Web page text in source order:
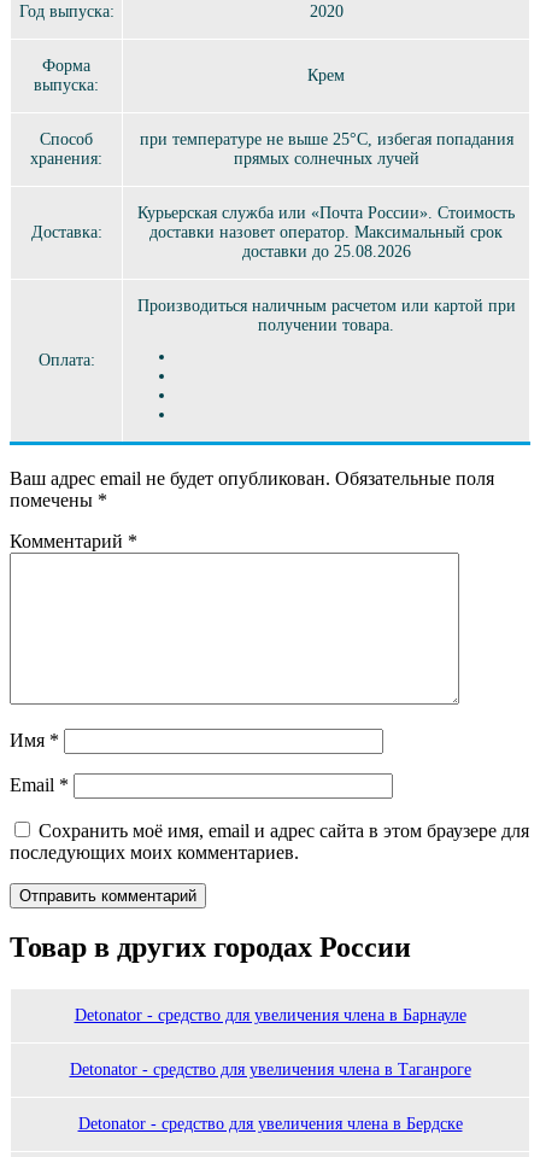
Год выпуска: 2020
Форма
выпуска:
Крем
Способ
хранения:
при температуре не выше 25°C, избегая попадания
прямых солнечных лучей
Доставка:
Курьерская служба или «Почта России». Стоимость
доставки назовет оператор. Максимальный срок
доставки до 25.08.2026
Оплата:
Производиться наличным расчетом или картой при
получении товара.
Ваш адрес email не будет опубликован. Обязательные поля
помечены *
Комментарий *
Имя *
Email *
Сохранить моё имя, email и адрес сайта в этом браузере для
последующих моих комментариев.
Товар в других городах России
Detonator - средство для увеличения члена в Барнауле
Detonator - средство для увеличения члена в Таганроге
Detonator - средство для увеличения члена в Бердске